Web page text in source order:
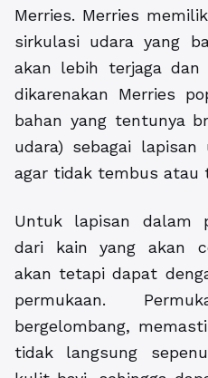
Merries. Merries
sirkulasi udara yang
akan lebih terjaga
dikarenakan Merries
bahan yang tentunya
udara) sebagai
agar tidak tembus atau
Untuk lapisan dalam
dari kain yang akan
akan tetapi dapat
permukaan.
bergelombang,
tidak langsung